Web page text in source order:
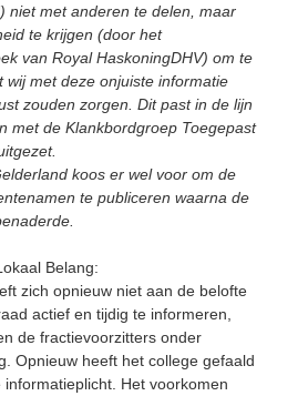
niet met anderen te delen, maar
te krijgen (door het
van Royal HaskoningDHV) om te
wij met deze onjuiste informatie
zouden zorgen. Dit past in de lijn
met de Klankbordgroep Toegepast
koos er wel voor om de
te publiceren waarna de
Belang:
zich opnieuw niet aan de belofte
actief en tijdig te informeren,
de fractievoorzitters onder
Opnieuw heeft het college gefaald
informatieplicht. Het voorkomen